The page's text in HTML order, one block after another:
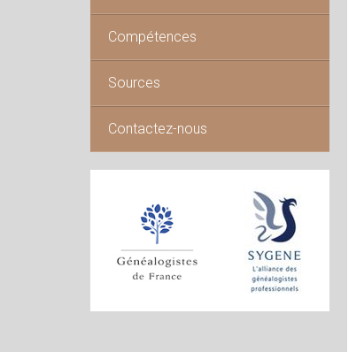
Compétences
Sources
Contactez-nous